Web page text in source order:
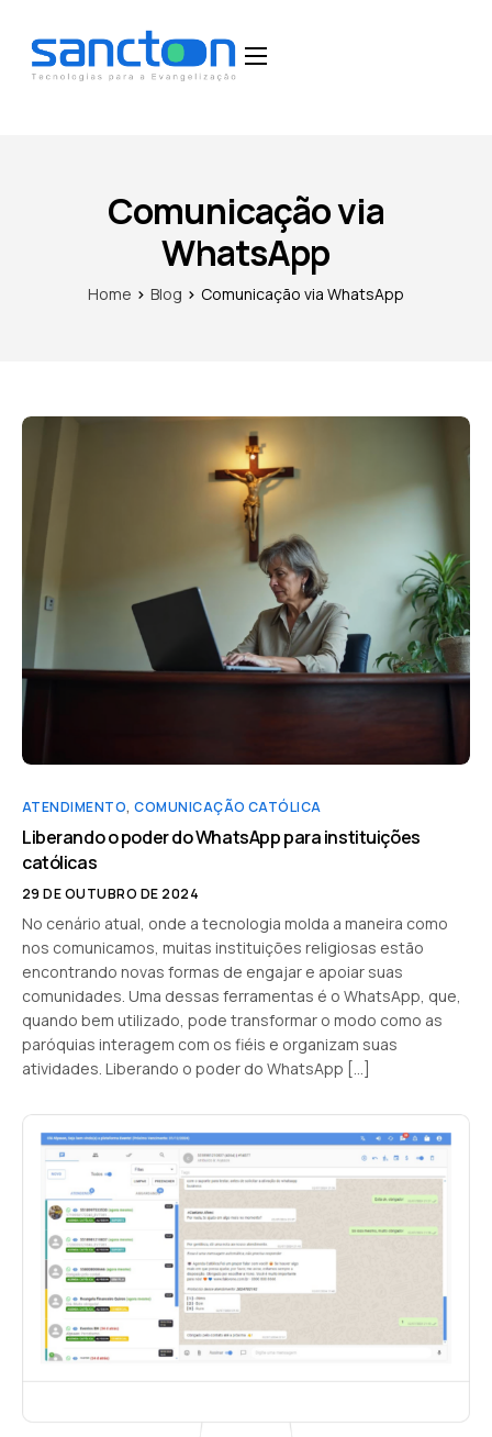
DepoimentosComunicação via
WhatsApp
Home Blog Comunicação via WhatsApp
ATENDIMENTO,COMUNICAÇÃO CATÓLICA
Liberando o poder do WhatsApp para instituições
católicas
29 DE OUTUBRO DE 2024
No cenário atual, onde a tecnologia molda a maneira como
nos comunicamos, muitas instituições religiosas estão
encontrando novas formas de engajar e apoiar suas
comunidades. Uma dessas ferramentas é o WhatsApp, que,
quando bem utilizado, pode transformar o modo como as
paróquias interagem com os fiéis e organizam suas
atividades. Liberando o poder do WhatsApp […]